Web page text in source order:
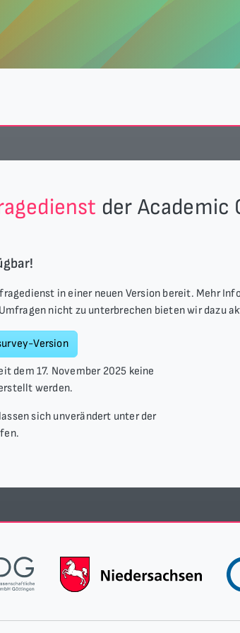
der Academic
in einer neuen Version bereit. Mehr
nicht zu unterbrechen bieten wir dazu
Version
dem 17. November 2025 keine
werden.
sich unverändert unter der